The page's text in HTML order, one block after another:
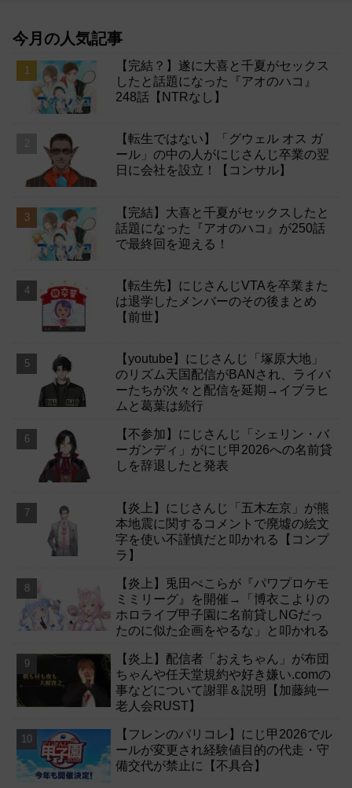
今月の人気記事
【完結？】遂に大喜と千夏がセックス
したと話題になった『アオのハコ』
248話【NTRなし】
【転生ではない】「グウェル オス ガ
ール」の中の人がにじさんじ卒業の翌
日に会社を設立！【コンサル】
【完結】大喜と千夏がセックスしたと
話題になった『アオのハコ』が250話
で最終回を迎える！
【転生先】にじさんじVTAを卒業また
は退学したメンバーのその後まとめ
【前世】
【youtube】にじさんじ「塚原大地」
のリズム天国配信がBANされ、ライバ
ーたちが次々と配信を延期→イブラヒ
ムと葛葉は続行
【不参加】にじさんじ「シェリン・バ
ーガンディ」がにじ甲2026への名前貸
しを辞退したと発表
【炎上】にじさんじ「五木左京」が熊
本地震に関するコメントで廃墟の絵文
字を使い不謹慎だと叩かれる【コンプ
ラ】
【炎上】兎田ぺこらが『パワプロケモ
ミミリーグ』を開催→「博衣こよりの
ホロライブ甲子園に名前貸しNGだっ
たのに似た企画をやるな」と叩かれる
【炎上】配信者「おえちゃん」が布団
ちゃんや任天堂規約や好き嫌い.comの
事などについて謝罪＆説明【加藤純一
老人会RUST】
【フレンのパリコレ】にじ甲2026でル
ールが変更され経験値目的の代走・守
備交代が禁止に【不具合】